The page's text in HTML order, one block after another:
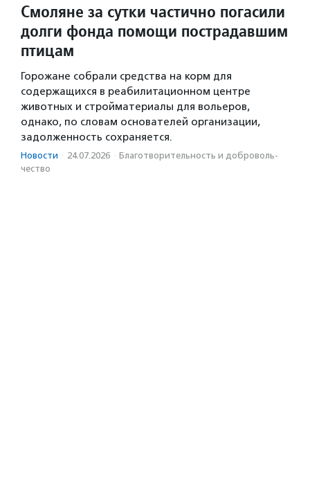
Смоляне за сутки частично погасили
долги фонда помощи пострадавшим
птицам
Горожане собрали средства на корм для
содержащихся в реабилитационном центре
животных и стройматериалы для вольеров,
однако, по словам основателей организации,
задолженность сохраняется.
Новости · 24.07.2026 · Благотвори­тель­ность и доброволь­
чест­во